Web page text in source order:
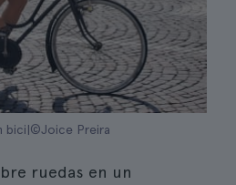
bici|©Joice Preira
ruedas en un